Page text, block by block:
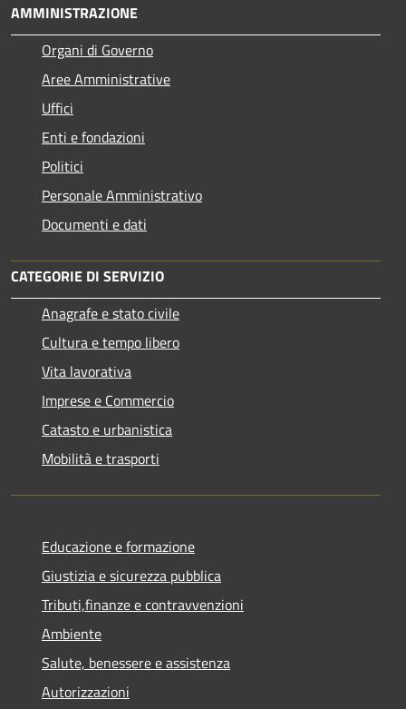
AMMINISTRAZIONE
Organi di Governo
Aree Amministrative
Uffici
Enti e fondazioni
Politici
Personale Amministrativo
Documenti e dati
CATEGORIE DI SERVIZIO
Anagrafe e stato civile
Cultura e tempo libero
Vita lavorativa
Imprese e Commercio
Catasto e urbanistica
Mobilità e trasporti
Educazione e formazione
Giustizia e sicurezza pubblica
Tributi,finanze e contravvenzioni
Ambiente
Salute, benessere e assistenza
Autorizzazioni